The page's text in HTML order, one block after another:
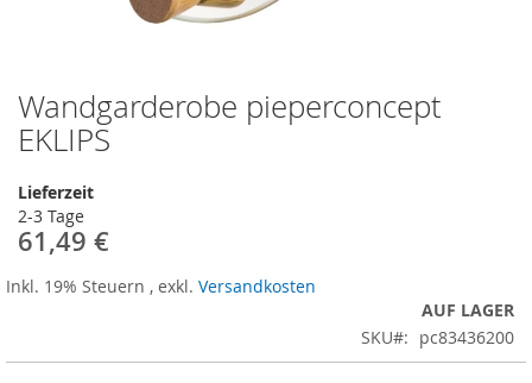
Wandgarderobe pieperconcept
EKLIPS
Lieferzeit
2-3 Tage
61,49 €
Inkl. 19% Steuern , exkl. Versandkosten
AUF LAGER
SKU
pc83436200
Zum
Anfang
der
springen